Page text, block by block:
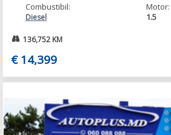
Combustibil:
Diesel
Motor:
1.5
136,752 KM
€ 14,399